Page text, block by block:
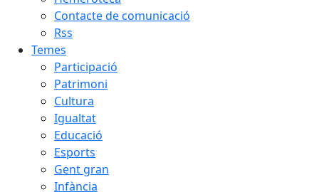
Contacte de comunicació
Rss
Temes
Participació
Patrimoni
Cultura
Igualtat
Educació
Esports
Gent gran
Infància